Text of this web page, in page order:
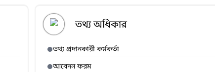
তথ্য অধিকার
তথ্য প্রদানকারী কর্মকর্তা
আবেদন ফরম